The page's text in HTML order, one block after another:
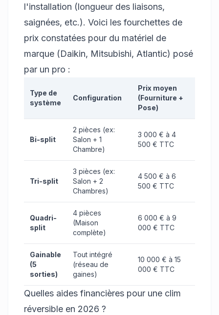
l'installation (longueur des liaisons,
saignées, etc.). Voici les fourchettes de
prix constatées pour du matériel de
marque (Daikin, Mitsubishi, Atlantic) posé
par un pro :
Type de
système
Configuration
Prix moyen
(Fourniture +
Pose)
Bi-split
2 pièces (ex:
Salon + 1
Chambre)
3 000 € à 4
500 € TTC
Tri-split
3 pièces (ex:
Salon + 2
Chambres)
4 500 € à 6
500 € TTC
Quadri-
split
4 pièces
(Maison
complète)
6 000 € à 9
000 € TTC
Gainable
(5
sorties)
Tout intégré
(réseau de
gaines)
10 000 € à 15
000 € TTC
Quelles aides financières pour une clim
réversible en 2026 ?